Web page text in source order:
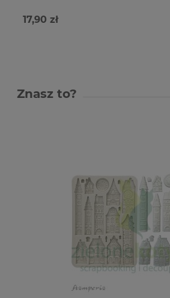
17,90 zł
Znasz to?